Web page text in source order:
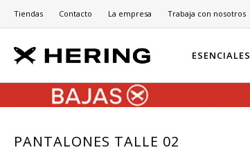
ESENCIALES
Tiendas Contacto La empresa Trabaja con nosotros
PANTALONES TALLE 02